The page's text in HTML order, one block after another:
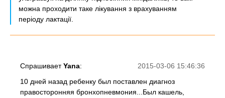
можна проходити таке лікування з врахуванням
періоду лактації.
2015-03-06 15:46:36
СпрашиваетYana:
10 дней назад ребенку был поставлен диагноз
правосторонняя бронхопневмония...Был кашель,